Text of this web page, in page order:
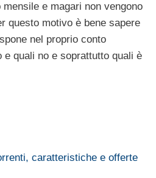
e magari non vengono
questo motivo è bene sapere
nel proprio conto
e quali no e soprattutto quali è
caratteristiche e offerte